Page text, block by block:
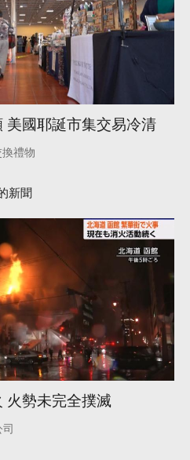
美國耶誕市集交易冷清
換禮物
新聞
火勢未完全撲滅